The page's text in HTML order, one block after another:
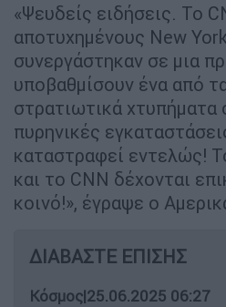
«Ψευδείς ειδήσεις. Το
αποτυχημένους New
συνεργάστηκαν σε μια
υποβαθμίσουν ένα από
στρατιωτικά χτυπήματα
πυρηνικές
καταστραφεί εντελώς!
και το CNN δέχονται
κοινό!», έγραψε ο
ΔΙΑΒΑΣΤΕ ΕΠΙΣΗΣ
Κόσμος|25.06.2025 06:27